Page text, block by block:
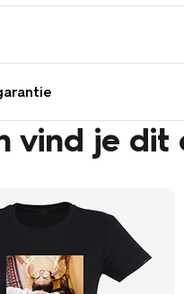
vind je dit